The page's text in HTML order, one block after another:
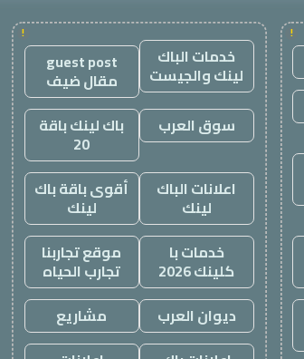
!
!
خدمات الباك
لينك والجيست guest post
مقال ضيف
سوق العرب
باك لينك باقة
20
اعلانات الباك
لينك
أقوى باقة باك
لينك
خدمات با
كلينك 2026
موقع تجاربنا
تجارب الحياه
ديوان العرب
مشاريع